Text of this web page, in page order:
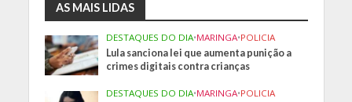
AS MAIS LIDAS
DESTAQUES DO DIA•MARINGA•POLICIA
Lula sanciona lei que aumenta punição a
crimes digitais contra crianças
DESTAQUES DO DIA•MARINGA•POLICIA